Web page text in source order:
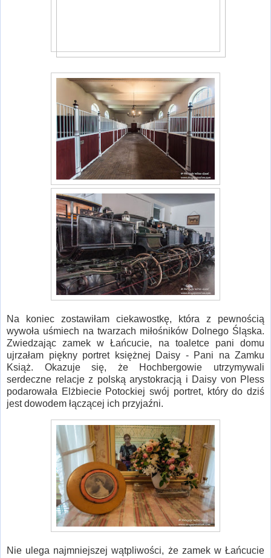
Na koniec zostawiłam ciekawostkę, która z pewnością
wywoła uśmiech na twarzach miłośników Dolnego Śląska.
Zwiedzając zamek w Łańcucie, na toaletce pani domu
ujrzałam piękny portret księżnej Daisy - Pani na Zamku
Książ. Okazuje się, że Hochbergowie utrzymywali
serdeczne relacje z polską arystokracją i Daisy von Pless
podarowała Elżbiecie Potockiej swój portret, który do dziś
jest dowodem łączącej ich przyjaźni.
Nie ulega najmniejszej wątpliwości, że zamek w Łańcucie